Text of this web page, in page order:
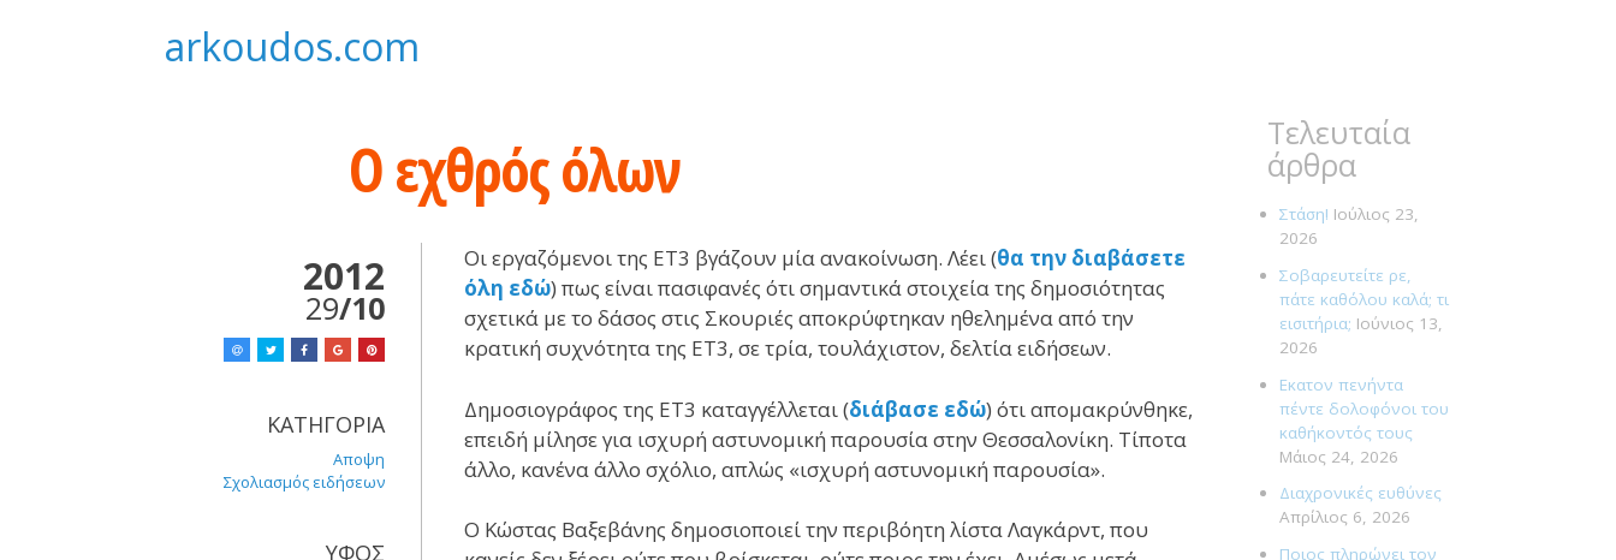
to
arkoudos.com
Ο εχθρός όλων
Οι εργαζόμενοι της ΕΤ3 βγάζουν μία ανακοίνωση. Λέει (θα την διαβάσετε
όλη εδώ) πως είναι πασιφανές ότι σημαντικά στοιχεία της δημοσιότητας
σχετικά με το δάσος στις Σκουριές αποκρύφτηκαν ηθελημένα από την
κρατική συχνότητα της ΕΤ3, σε τρία, τουλάχιστον, δελτία ειδήσεων.
Δημοσιογράφος της ΕΤ3 καταγγέλλεται (διάβασε εδώ) ότι απομακρύνθηκε,
επειδή μίλησε για ισχυρή αστυνομική παρουσία στην Θεσσαλονίκη. Τίποτα
άλλο, κανένα άλλο σχόλιο, απλώς «ισχυρή αστυνομική παρουσία».
Ο Κώστας Βαξεβάνης δημοσιοποιεί την περιβόητη λίστα Λαγκάρντ, που
2012
29/10
ΚΑΤΗΓΟΡΙΑ
Αποψη
Σχολιασμός ειδήσεων
ΥΦΟΣ
Τελευταία
άρθρα
Στάση! Ιούλιος 23,
2026
Σοβαρευτείτε ρε,
πάτε καθόλου καλά; τι
εισιτήρια; Ιούνιος 13,
2026
Εκατον πενήντα
πέντε δολοφόνοι του
καθήκοντός τους
Μάιος 24, 2026
Διαχρονικές ευθύνες
Απρίλιος 6, 2026
Ποιος πληρώνει τον